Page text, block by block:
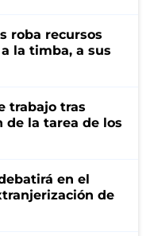
roba recursos
la timba, a sus
trabajo tras
de la tarea de los
en el
de